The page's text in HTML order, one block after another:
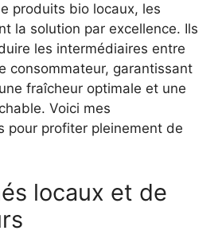
produits bio locaux, les
la solution par excellence. Ils
les intermédiaires entre
consommateur, garantissant
fraîcheur optimale et une
Voici mes
pour profiter pleinement de
locaux et de